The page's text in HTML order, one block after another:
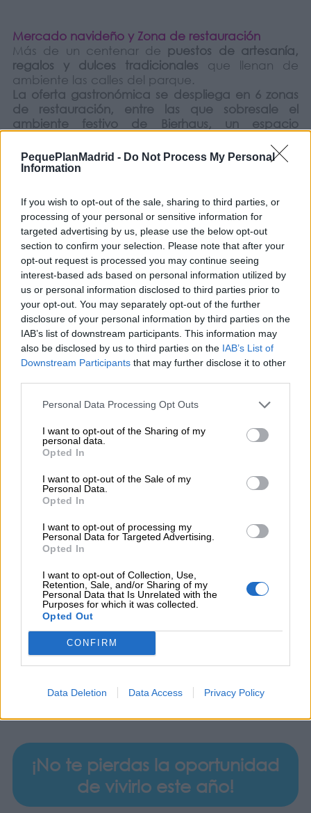
PequePlanMadrid - Do Not Process My Personal
Information
If you wish to opt-out of the sale, sharing to third parties, or
processing of your personal or sensitive information for
targeted advertising by us, please use the below opt-out
section to confirm your selection. Please note that after your
opt-out request is processed you may continue seeing
interest-based ads based on personal information utilized by
us or personal information disclosed to third parties prior to
your opt-out. You may separately opt-out of the further
disclosure of your personal information by third parties on the
IAB’s list of downstream participants. This information may
also be disclosed by us to third parties on the IAB’s List of
Downstream Participants that may further disclose it to other
Personal Data Processing Opt Outs
I want to opt-out of the Sharing of my
personal data.
Opted In
I want to opt-out of the Sale of my
Personal Data.
Opted In
I want to opt-out of processing my
Personal Data for Targeted Advertising.
Opted In
I want to opt-out of Collection, Use,
Retention, Sale, and/or Sharing of my
Personal Data that Is Unrelated with the
Purposes for which it was collected.
Opted Out
CONFIRM
Data Deletion Data Access Privacy Policy
Mercado navideño y Zona de restauración
Más de un centenar de puestos de artesanía,
regalos y dulces tradicionales que llenan de
ambiente las calles del parque.
La oferta gastronómica se despliega en 6 zonas
de restauración, entre las que sobresale el
ambiente festivo de Bierhaus, un espacio
Dulces típicos, street food navideño y sabores del
mundo se distribuyen por todo el parque para
Bosque de estrellas
Un paseo iluminado por figuras de estrellas que
envuelve el recorrido en un ambiente de
ensueño.
Espectáculos en la Puerta Mágica
La Puerta Mágicaes el gran escenario de
Mágicas Navidades, con varios shows diarios
incluidos en la entrada general:
parque es la Puerta Mágica que cobra vida
1.000 m². Sobre su fachada se proyecta un
espectáculo visual y narrativo que nos
Nueces, dos entrañables osos que nos guían
por una historia encantada
El Secreto del Grinch
se presenta el espectáculo familiar El Secreto
del Grinch, con música, baile y voces en
directo que llenan el escenario de energía y
alegría
Casca y Nueces: cuento proyectado en la
fachada con un innovador videomapping.
Rocking Christmas: Cada jornada culmina
con Rocking Christmas, un
deslumbrante en la Puerta Mágica
de la mejor música navideña,
artificiales y luces llenan el cielo de color y
cerrando el día con broche de
oro.
¡No te pierdas la oportunidad
de vivirlo este año!